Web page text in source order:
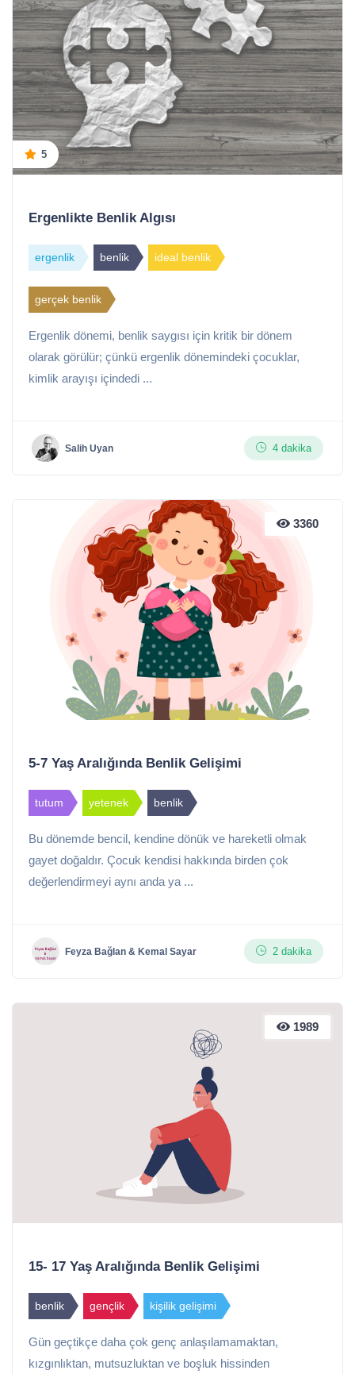
5
Ergenlikte Benlik Algısı
ergenlik benlik ideal benlik
gerçek benlik
Ergenlik dönemi, benlik saygısı için kritik bir dönem
olarak görülür; çünkü ergenlik dönemindeki çocuklar,
kimlik arayışı içindedi ...
Salih Uyan 4 dakika
3360
5-7 Yaş Aralığında Benlik Gelişimi
tutum yetenek benlik
Bu dönemde bencil, kendine dönük ve hareketli olmak
gayet doğaldır. Çocuk kendisi hakkında birden çok
değerlendirmeyi aynı anda ya ...
Feyza Bağlan & Kemal Sayar 2 dakika
1989
15- 17 Yaş Aralığında Benlik Gelişimi
benlik gençlik kişilik gelişimi
Gün geçtikçe daha çok genç anlaşılamamaktan,
kızgınlıktan, mutsuzluktan ve boşluk hissinden